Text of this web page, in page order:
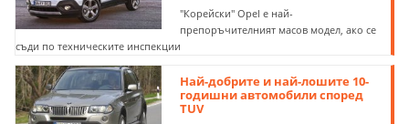
"Корейски" Opel е най-
препоръчителният масов модел, ако се
съди по техническите инспекции
Най-добрите и най-лошите 10-
годишни автомобили според
TUV